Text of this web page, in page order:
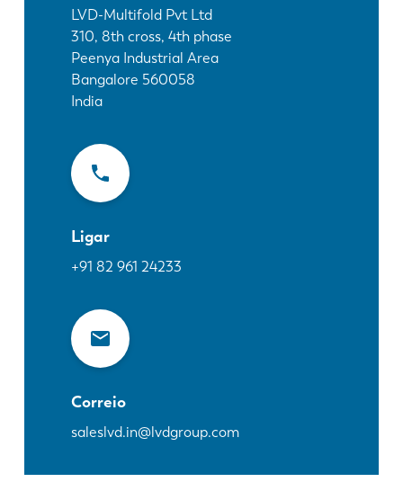
LVD-Multifold Pvt Ltd
310, 8th cross, 4th phase
Peenya Industrial Area
Bangalore 560058
India
Ligar
+91 82 961 24233
Correio
saleslvd.in@lvdgroup.com
Centro de Recursos
Indústrias & soluções
Carreiras